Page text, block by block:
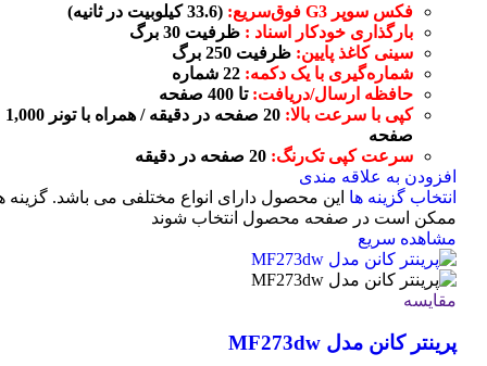
فکس سوپر G3 فوق‌سریع:
(33.6 کیلوبیت در ثانیه)
بارگذاری خودکار اسناد : ظرفیت 30 برگ
سینی کاغذ پایین: ظرفیت 250 برگ
شماره‌گیری با یک دکمه: 22 شماره
حافظه ارسال/دریافت:تا 400 صفحه
کپی با سرعت بالا:
20 صفحه در دقیقه / همراه با تونر 1,000
صفحه
سرعت کپی تک‌رنگ: 20 صفحه در دقیقه
افزودن به علاقه مندی
انتخاب گزینه ها این محصول دارای انواع مختلفی می باشد. گزینه
ممکن است در صفحه محصول انتخاب شوند
مشاهده سریع
مقایسه
پرینتر کانن مدل MF273dw